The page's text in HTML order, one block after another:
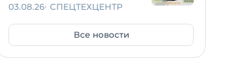
03.08.26 СПЕЦТЕХЦЕНТР
Все новости